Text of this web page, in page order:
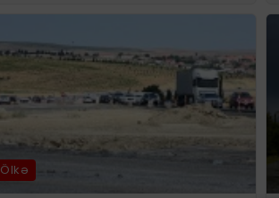
Ölkə